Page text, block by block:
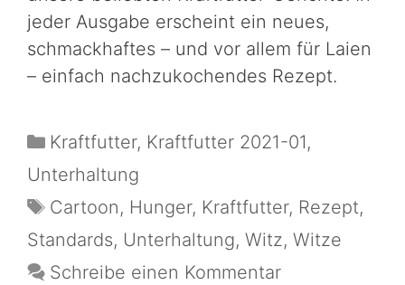
jeder Ausgabe erscheint ein neues,
schmackhaftes – und vor allem für Laien
– einfach nachzukochendes Rezept.
Kraftfutter, Kraftfutter 2021-01,
Unterhaltung
Cartoon, Hunger, Kraftfutter, Rezept,
Standards, Unterhaltung, Witz, Witze
Schreibe einen Kommentar